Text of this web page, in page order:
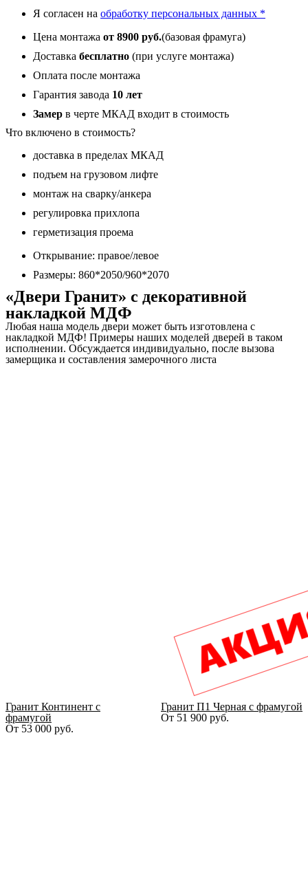
панель
Белый
софт,
молдинг
Я согласен на обработку персональных данных *
Цена монтажа от 8900 руб.(базовая фрамуга)
Доставка бесплатно (при услуге монтажа)
Оплата после монтажа
Гарантия завода 10 лет
Замер в черте МКАД входит в стоимость
Что включено в стоимость?
доставка в пределах МКАД
подъем на грузовом лифте
монтаж на сварку/анкера
регулировка прихлопа
герметизация проема
Открывание: правое/левое
Размеры: 860*2050/960*2070
«Двери Гранит» с декоративной
накладкой МДФ
Любая наша модель двери может быть изготовлена с
накладкой МДФ! Примеры наших моделей дверей в таком
исполнении. Обсуждается индивидуально, после вызова
замерщика и составления замерочного листа
Гранит Континент с
фрамугой
От 53 000 руб.
Гранит П1 Черная с фрамугой
От 51 900 руб.